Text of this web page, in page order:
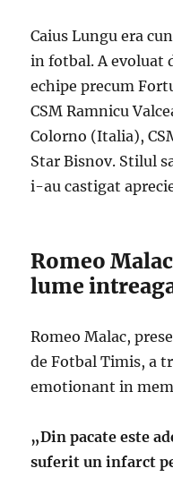
Caius Lungu era
in fotbal. A evoluat
echipe precum
CSM Ramnicu
Colorno (Italia),
Star Bisnov. Stilul
i-au castigat
Romeo
lume
Romeo Malac,
de Fotbal Timis, a
emotionant in
„Din pacate este
suferit un infarct